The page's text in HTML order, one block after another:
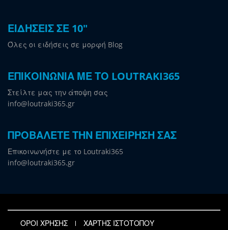
ΕΙΔΗΣΕΙΣ ΣΕ 10"
Όλες οι ειδήσεις σε μορφή Blog
ΕΠΙΚΟΙΝΩΝΙΑ ΜΕ ΤΟ LOUTRAKI365
Στείλτε μας την άποψη σας
info@loutraki365.gr
ΠΡΟΒΑΛΕΤΕ ΤΗΝ ΕΠΙΧΕΙΡΗΣΗ ΣΑΣ
Επικοινωνήστε με το Loutraki365
info@loutraki365.gr
ΟΡΟΙ ΧΡΗΣΗΣ
ΧΑΡΤΗΣ ΙΣΤΟΤΟΠΟΥ